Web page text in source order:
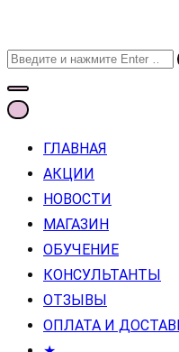
Поиск
для:
ГЛАВНАЯ
АКЦИИ
НОВОСТИ
МАГАЗИН
ОБУЧЕНИЕ
КОНСУЛЬТАНТЫ
ОТЗЫВЫ
ОПЛАТА И